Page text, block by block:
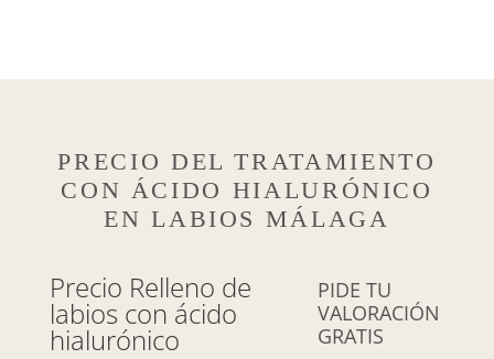
PRECIO DEL TRATAMIENTO
CON ÁCIDO HIALURÓNICO
EN LABIOS MÁLAGA
Precio Relleno de
labios con ácido
hialurónico
PIDE TU
VALORACIÓN
GRATIS